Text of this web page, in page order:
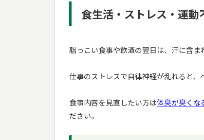
食生活・ストレス・運動
脂っこい食事や飲酒の翌日は、汗に含ま
仕事のストレスで自律神経が乱れると、
食事内容を見直したい方は体臭が臭くな
ださい。